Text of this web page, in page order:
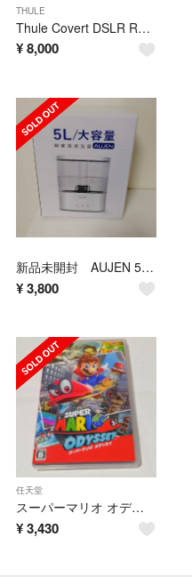
THULE
Thule Covert DSLR Rolltop Backpack
¥8,000
新品未開封 AUJEN 5L 超音波加湿器
¥3,800
任天堂
スーパーマリオ オデッセイ Switch
¥3,430